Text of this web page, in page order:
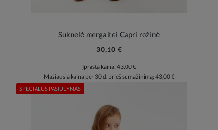
Suknelė mergaitei Capri rožinė
30,10 €
Įprasta kaina:43,00 €
Mažiausia kaina per 30 d. prieš sumažinimą:43,00 €
SPECIALUS PASIŪLYMAS